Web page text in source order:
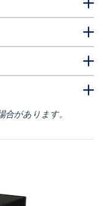
があります。